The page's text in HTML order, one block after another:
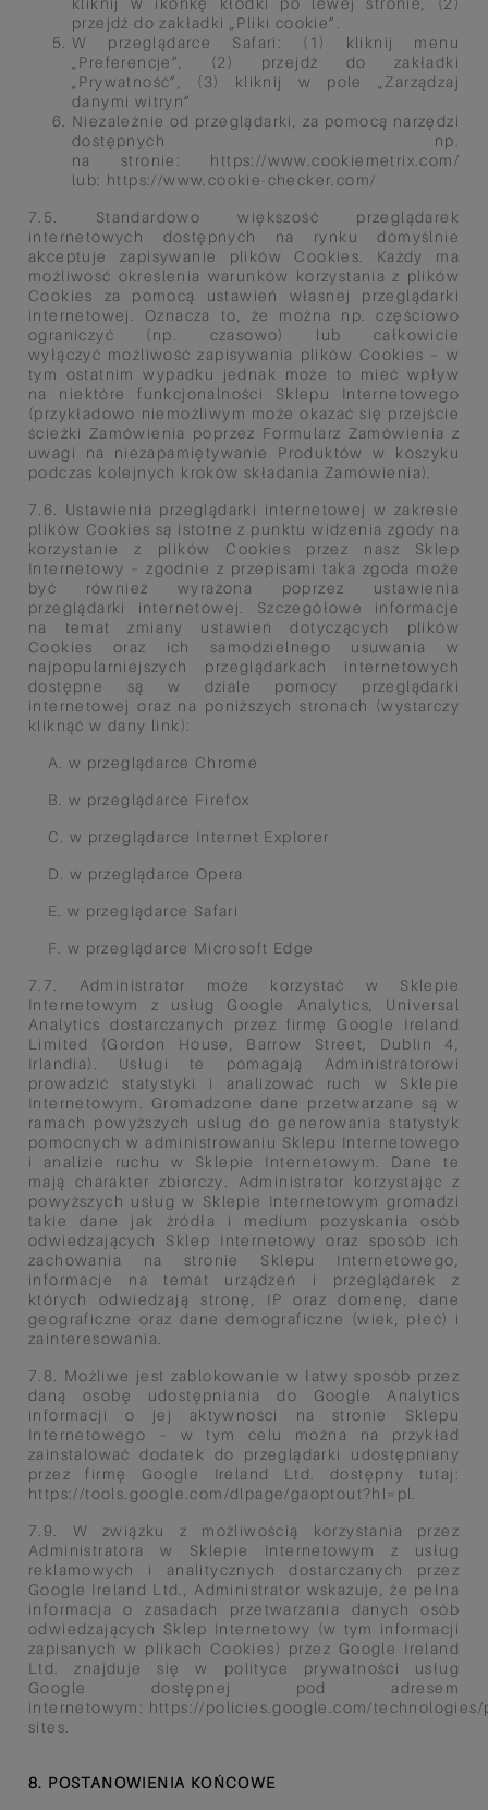
kliknij w ikonkę
kłódki po lewej stronie, (2)
przejdźdo zakładki „Pliki cookie”.
W przeglądarce Safari: (1) kliknij menu
„Preferencje”, (2) przejdź do zakładki
„Prywatność”, (3) kliknij w pole „Zarządzaj
danymi witryn”
Niezależnie od przeglądarki, za pomocą narzędzi
dostępnych np.
na stronie: https://www.cookiemetrix.com/
lub: https://www.cookie-checker.com/
7.5. Standardowo większość przeglądarek
internetowych dostępnych na rynku domyślnie
akceptuje zapisywanie plików Cookies. Każdy ma
możliwość określenia warunków korzystania z plików
Cookies za pomocą ustawień własnej przeglądarki
internetowej. Oznacza to, że można np. częściowo
ograniczyć (np. czasowo) lub całkowicie
wyłączyć możliwość zapisywania plików Cookies – w
tym ostatnim wypadku jednak może to mieć wpływ
na niektóre funkcjonalności Sklepu Internetowego
(przykładowo niemożliwym może okazać się przejście
ścieżki Zamówienia poprzez Formularz Zamówienia z
uwagi na niezapamiętywanie Produktów w koszyku
podczas kolejnych kroków składania Zamówienia).
7.6. Ustawienia przeglądarki internetowej w zakresie
plików Cookies są istotne z punktu widzenia zgody na
korzystanie z plików Cookies przez nasz Sklep
Internetowy – zgodnie z przepisami taka zgoda może
być również wyrażona poprzez ustawienia
przeglądarki internetowej. Szczegółowe informacje
na temat zmiany ustawień dotyczących plików
Cookies oraz ich samodzielnego usuwania w
najpopularniejszych przeglądarkach internetowych
dostępne są w dziale pomocy przeglądarki
internetowej oraz na poniższych stronach (wystarczy
kliknąć w dany link):
A. w przeglądarce Chrome
B. w przeglądarce Firefox
C. w przeglądarce Internet Explorer
D. w przeglądarce Opera
E. w przeglądarce Safari
F. w przeglądarce Microsoft Edge
7.7. Administrator może korzystać w Sklepie
Internetowym z usług Google Analytics, Universal
Analytics dostarczanych przez firmę Google Ireland
Limited (Gordon House, Barrow Street, Dublin 4,
Irlandia). Usługi te pomagają Administratorowi
prowadzić statystyki i analizować ruch w Sklepie
Internetowym. Gromadzone dane przetwarzane są w
ramach powyższych usług do generowania statystyk
pomocnych w administrowaniu Sklepu Internetowego
i analizie ruchu w Sklepie Internetowym. Dane te
mają charakter zbiorczy. Administrator korzystając z
powyższych usług w Sklepie Internetowym gromadzi
takie dane jak źródła i medium pozyskania osób
odwiedzających Sklep Internetowyoraz sposób ich
zachowania na stronie Sklepu Internetowego,
informacje na temat urządzeń i przeglądarek z
którychodwiedzają stronę, IP oraz domenę, dane
geograficzne oraz dane demograficzne (wiek, płeć) i
zainteresowania.
7.8. Możliwe jest zablokowanie w łatwy sposób przez
daną osobę udostępniania do Google Analytics
informacji o jej aktywności na stronie Sklepu
Internetowego – w tym celu można na przykład
zainstalować dodatek do przeglądarki udostępniany
przez firmę Google Ireland Ltd. dostępny tutaj:
https://tools.google.com/dlpage/gaoptout?hl=pl.
7.9. W związku z możliwością korzystania przez
Administratora w Sklepie Internetowym z usług
reklamowych i analitycznych dostarczanych przez
Google Ireland Ltd., Administrator wskazuje, że pełna
informacja o zasadach przetwarzania danych osób
odwiedzających Sklep Internetowy (w tym informacji
zapisanych w plikach Cookies) przez Google Ireland
Ltd. znajduje się w polityce prywatności usług
Google dostępnej pod adresem
internetowym: https://policies.google.com/technologies/
sites.
8. POSTANOWIENIA KOŃCOWE